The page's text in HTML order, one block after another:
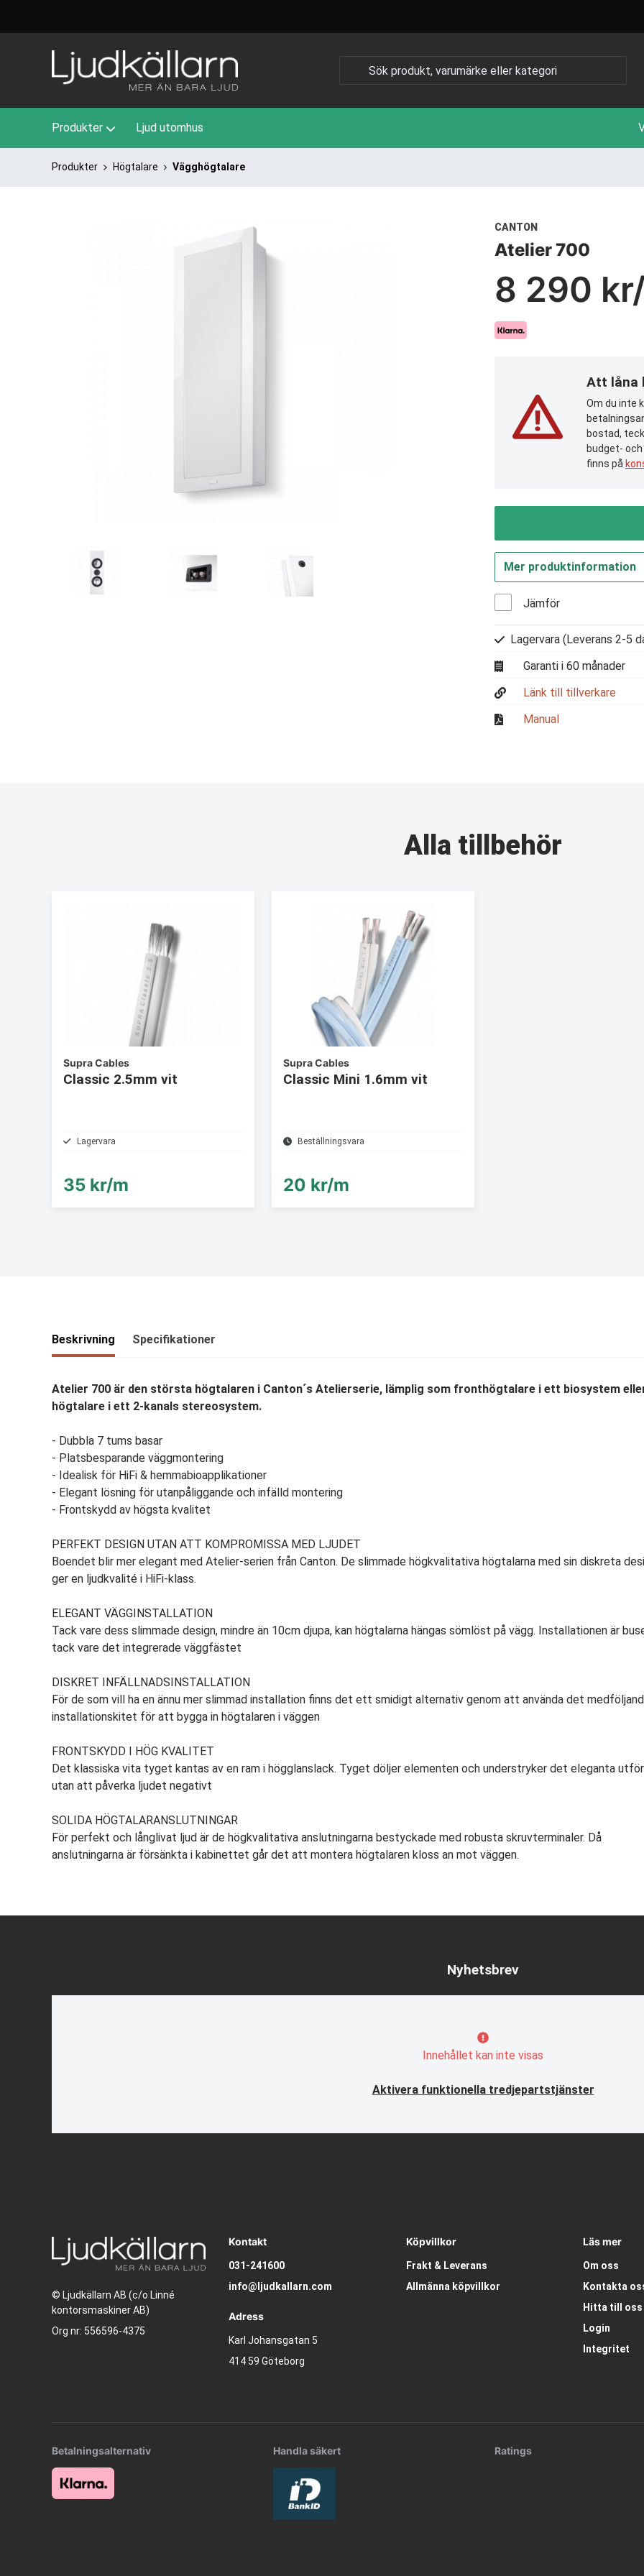
Produkter Ljud utomhus
Produkter Högtalare Vägghögtalare
CANTON
Atelier 700
8 290
Att låna
Om du inte
bostad,
budget-
finns på
Mer produktinformation
Jämför
Lagervara (Leverans 2-5
Garanti i 60 månader
Länk till tillverkare
Manual
Alla tillbehör
Supra Cables
Classic 2.5mm vit
Lagervara
35 kr/m
Supra Cables
Classic Mini 1.6mm vit
Beställningsvara
20 kr/m
Beskrivning Specifikationer
Atelier 700 är den största högtalaren i Canton´s Atelierserie, lämplig som fronthögtalare i ett biosystem
högtalare i ett 2-kanals stereosystem.
- Dubbla 7 tums basar
- Platsbesparande väggmontering
- Idealisk för HiFi & hemmabioapplikationer
- Elegant lösning för utanpåliggande och infälld montering
- Frontskydd av högsta kvalitet
PERFEKT DESIGN UTAN ATT KOMPROMISSA MED LJUDET
Boendet blir mer elegant med Atelier-serien från Canton. De slimmade högkvalitativa högtalarna med sin diskreta
ger en ljudkvalité i HiFi-klass.
ELEGANT VÄGGINSTALLATION
Tack vare dess slimmade design, mindre än 10cm djupa, kan högtalarna hängas sömlöst på vägg. Installationen är
tack vare det integrerade väggfästet
DISKRET INFÄLLNADSINSTALLATION
För de som vill ha en ännu mer slimmad installation finns det ett smidigt alternativ genom att använda det
installationskitet för att bygga in högtalaren i väggen
FRONTSKYDD I HÖG KVALITET
Det klassiska vita tyget kantas av en ram i högglanslack. Tyget döljer elementen och understryker det eleganta
utan att påverka ljudet negativt
SOLIDA HÖGTALARANSLUTNINGAR
För perfekt och långlivat ljud är de högkvalitativa anslutningarna bestyckade med robusta skruvterminaler. Då
anslutningarna är försänkta i kabinettet går det att montera högtalaren kloss an mot väggen.
Nyhetsbrev
Innehållet kan inte visas
Aktivera funktionella tredjepartstjänster
© Ljudkällarn AB (c/o Linné
kontorsmaskiner AB)
Org nr: 556596-4375
Kontakt
031-241600
info@ljudkallarn.com
Adress
Karl Johansgatan 5
414 59 Göteborg
Köpvillkor
Frakt & Leverans
Allmänna köpvillkor
Läs mer
Om oss
Kontakta
Hitta till oss
Login
Integritet
Betalningsalternativ Handla säkert Ratings